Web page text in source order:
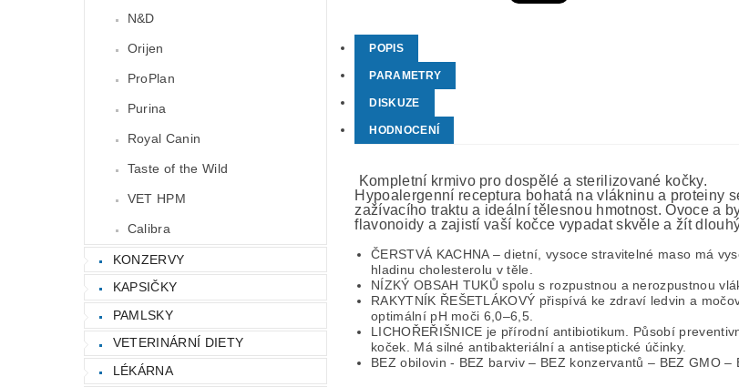
N&D
Orijen
ProPlan
Purina
Royal Canin
Taste of the Wild
VET HPM
Calibra
KONZERVY
KAPSIČKY
PAMLSKY
VETERINÁRNÍ DIETY
LÉKÁRNA
POPIS
PARAMETRY
DISKUZE
HODNOCENÍ
Kompletní krmivo pro dospělé a sterilizované kočky.
Hypoalergenní receptura bohatá na vlákninu a proteiny
zažívacího traktu a ideální tělesnou hmotnost. Ovoce a
flavonoidy a zajistí vaší kočce vypadat skvěle a žít
ČERSTVÁ KACHNA – dietní, vysoce stravitelné maso má
hladinu cholesterolu v těle.
NÍZKÝ OBSAH TUKŮ spolu s rozpustnou a nerozpustnou
RAKYTNÍK ŘEŠETLÁKOVÝ přispívá ke zdraví ledvin a
optimální pH moči 6,0–6,5.
LICHOŘEŘIŠNICE je přírodní antibiotikum. Působí
koček. Má silné antibakteriální a antiseptické účinky.
BEZ obilovin - BEZ barviv – BEZ konzervantů – BEZ GMO –